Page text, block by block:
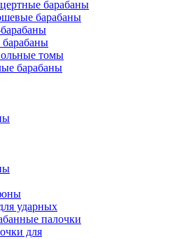
барабаны
барабаны
томы
барабаны
ударных
палочки
для